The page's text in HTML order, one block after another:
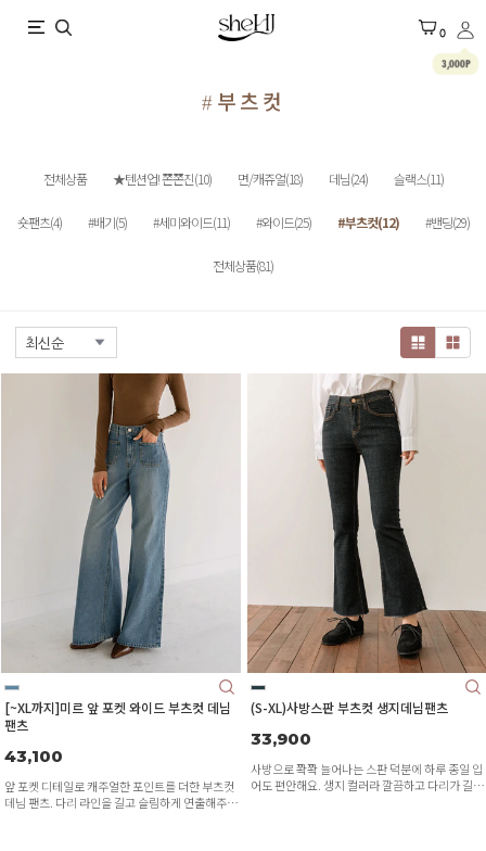
X 0
3,000P
#부츠컷
전체상품 ★텐션업! 쫀쫀진(10) 면/캐쥬얼(18) 데님(24) 슬랙스(11)
숏팬츠(4) #배기(5) #세미와이드(11) #와이드(25) #부츠컷(12) #밴딩(29)
전체상품(81)
[~XL까지]미르 앞 포켓 와이드 부츠컷 데님
팬츠
43,100
앞 포켓 디테일로 캐주얼한 포인트를 더한 부츠컷
데님 팬츠. 다리 라인을 길고 슬림하게 연출해주는
(S-XL)사방스판 부츠컷 생지데님팬츠
33,900
사방으로 쫙쫙 늘어나는 스판 덕분에 하루 종일 입
어도 편안해요. 생지 컬러라 깔끔하고 다리가 길어